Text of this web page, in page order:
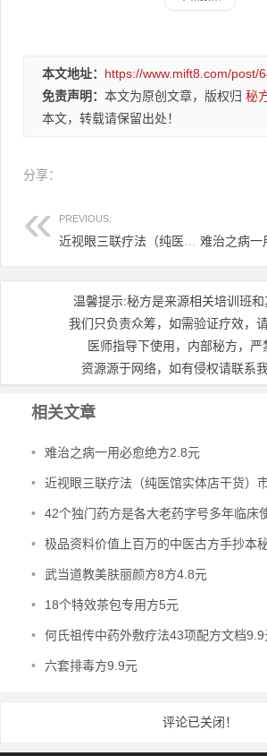
本文地址： https://www.mift8.com/post/
免责声明： 本文为原创文章，版权归 秘
本文，转载请保留出处！
分享：
PREVIOUS:
温馨提示:秘方是来源相关培训班和
我们只负责众筹，如需验证疗效，
医师指导下使用，内部秘方，严
资源源于网络，如有侵权请联系我
相关文章
• 难治之病一用必愈绝方2.8元
• 近视眼三联疗法（纯医馆实体店干货）市
• 42个独门药方是各大老药字号多年临床使
• 极品资料价值上百万的中医古方手抄本
• 武当道教美肤丽颜方8方4.8元
• 18个特效茶包专用方5元
• 何氏祖传中药外敷疗法43项配方文档9.9
• 六套排毒方9.9元
评论已关闭！